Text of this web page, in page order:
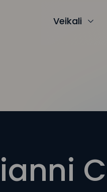
Veikali